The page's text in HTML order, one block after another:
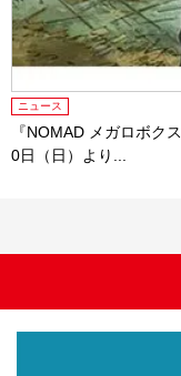
ニュース
『NOMAD メガロボク
0日（日）より...